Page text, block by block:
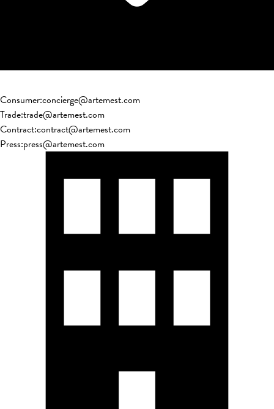
Consumer:concierge@artemest.com
Trade:trade@artemest.com
Contract:contract@artemest.com
Press:press@artemest.com